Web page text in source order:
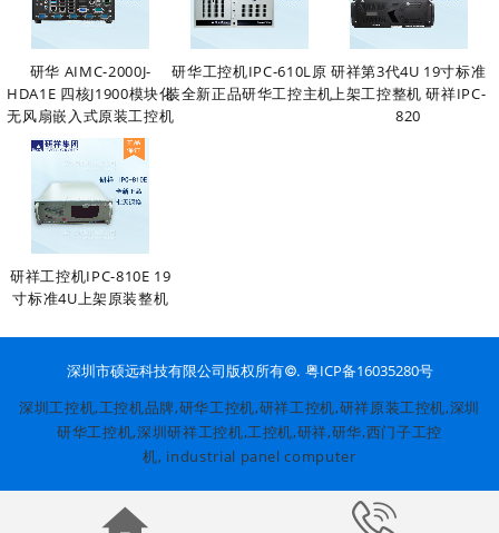
研华 AIMC-2000J-
HDA1E 四核J1900模块化
无风扇嵌入式原装工控机
研华工控机IPC-610L原
装全新正品研华工控主机
研祥第3代4U 19寸标准
上架工控整机 研祥IPC-
820
研祥工控机IPC-810E 19
寸标准4U上架原装整机
深圳市硕远科技有限公司版权所有©. 粤ICP备16035280号
深圳工控机,工控机品牌,研华工控机,研祥工控机,研祥原装工控机,深圳
研华工控机,深圳研祥工控机,工控机,研祥,研华,西门子工控
机, industrial panel computer